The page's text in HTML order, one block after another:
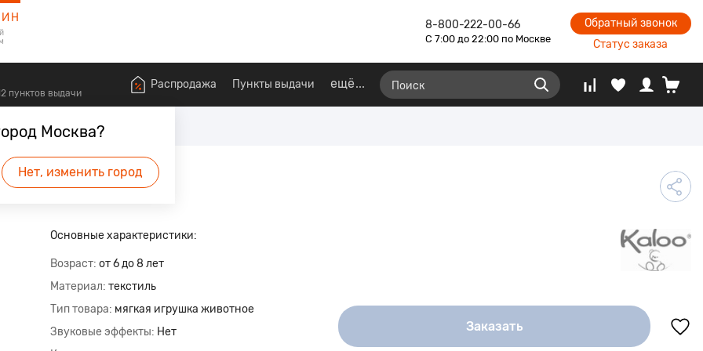
8-800-222-00-66
С 7:00 до 22:00 по Москве
Обратный звонок
Статус заказа
Москва?
Нет, изменить город
пунктов выдачи
Распродажа Пункты выдачи ещё
Мягкие игрушки животных
игрушка
первым.
Основные характеристики:
Возраст от 6 до 8 лет
Материал текстиль
Тип товара мягкая игрушка животное
Звуковые эффекты Нет
Заказать